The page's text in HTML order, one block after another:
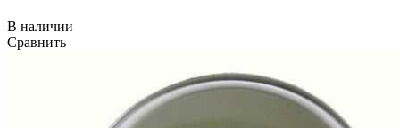
В наличии
Сравнить